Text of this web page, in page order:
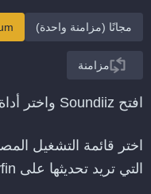
مجانًا (مزامنة واحدة)
مزامنة
افتح Soundiiz واختر أداة «مزامنة»
التي تريد تحديثها على Jellyfin